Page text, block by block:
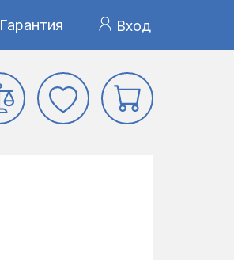
Гарантия Вход